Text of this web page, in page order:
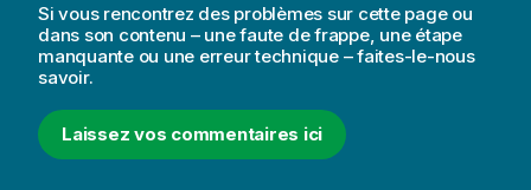
Si vous rencontrez des problèmes sur cette page ou
dans son contenu – une faute de frappe, une étape
manquante ou une erreur technique – faites-le-nous
savoir.
Laissez vos commentaires ici